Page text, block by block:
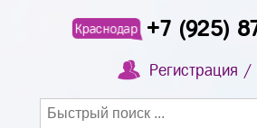
Краснодар +7 (925)
Регистрация /